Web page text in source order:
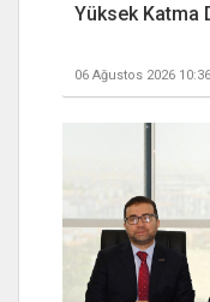
Yüksek Katma
06 Ağustos 2026 10:36